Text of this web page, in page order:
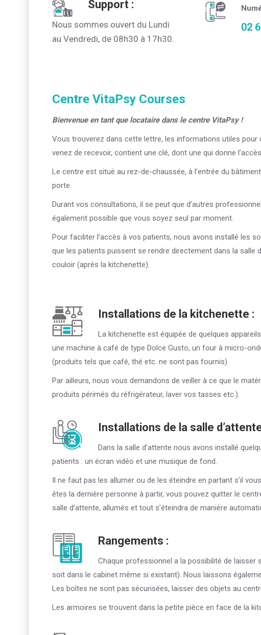
Support :
Nous sommes ouvert du Lundi
au Vendredi, de 08h30 à 17h30.
02
Centre VitaPsy Courses
Bienvenue en tant que locataire dans le centre VitaPsy !
Vous trouverez dans cette lettre, les informations utiles
venez de recevoir, contient une clé, dont une qui donne
Le centre est situé au rez-de-chaussée, à l’entrée du
porte.
Durant vos consultations, il se peut que d’autres
également possible que vous soyez seul par moment.
Pour faciliter l’accès à vos patients, nous avons installé les
que les patients puissent se rendre directement dans la salle
couloir (après la kitchenette).
Installations de la kitchenette :
La kitchenette est équipée de quelques
une machine à café de type Dolce Gusto, un four à micro-
(produits tels que café, thé etc. ne sont pas fournis)
Par ailleurs, nous vous demandons de veiller à ce que le
produits périmés du réfrigérateur, laver vos tasses etc.).
Installations de la salle
Dans la salle d’attente nous avons installé
patients : un écran vidéo et une musique de fond.
Il ne faut pas les allumer ou de les éteindre en partant s’il
êtes la dernière personne à partir, vous pouvez quitter le
salle d’attente, allumés et tout s’éteindra de manière
Rangements :
Chaque professionnel a la possibilité de
soit dans le cabinet même si existant). Nous laissons
Les boîtes ne sont pas sécurisées, laisser des objets au
Les armoires se trouvent dans la petite pièce en face de la